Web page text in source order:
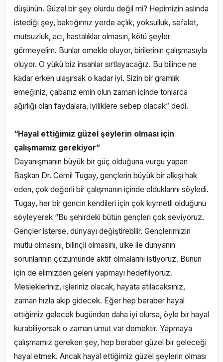
düşünün. Güzel bir şey olurdu değil mi? Hepimizin aslında
istediği şey, baktığımız yerde açlık, yoksulluk, sefalet,
mutsuzluk, acı, hastalıklar olmasın, kötü şeyler
görmeyelim. Bunlar emekle oluyor, birilerinin çalışmasıyla
oluyor. O yükü biz insanlar sırtlayacağız. Bu bilince ne
kadar erken ulaşırsak o kadar iyi. Sizin bir gramlık
emeğiniz, çabanız emin olun zaman içinde tonlarca
ağırlığı olan faydalara, iyiliklere sebep olacak” dedi.
“Hayal ettiğimiz güzel şeylerin olması için
çalışmamız gerekiyor”
Dayanışmanın büyük bir güç olduğuna vurgu yapan
Başkan Dr. Cemil Tugay, gençlerin büyük bir alkışı hak
eden, çok değerli bir çalışmanın içinde olduklarını söyledi.
Tugay, her bir gencin kendileri için çok kıymetli olduğunu
söyleyerek “Bu şehirdeki bütün gençleri çok seviyoruz.
Gençler isterse, dünyayı değiştirebilir. Gençlerimizin
mutlu olmasını, bilinçli olmasını, ülke ile dünyanın
sorunlarının çözümünde aktif olmalarını istiyoruz. Bunun
için de elimizden geleni yapmayı hedefliyoruz.
Meslekleriniz, işleriniz olacak, hayata atılacaksınız,
zaman hızla akıp gidecek. Eğer hep beraber hayal
ettiğimiz gelecek bugünden daha iyi olursa, öyle bir hayal
kurabiliyorsak o zaman umut var demektir. Yapmaya
çalışmamız gereken şey, hep beraber güzel bir geleceği
hayal etmek. Ancak hayal ettiğimiz güzel şeylerin olması